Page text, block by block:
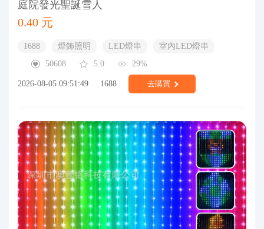
庭院發光聖誕雪人
0.40 元
1688 燈飾照明 LED燈串
室內LED燈串
50608
5.0 29%
2026-08-05 09:51:49 1688 去購買